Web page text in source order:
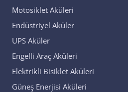
Motosiklet Aküleri
Endüstriyel Aküler
UPS Aküler
Engelli Araç Aküleri
Elektrikli Bisiklet Aküleri
Güneş Enerjisi Aküleri